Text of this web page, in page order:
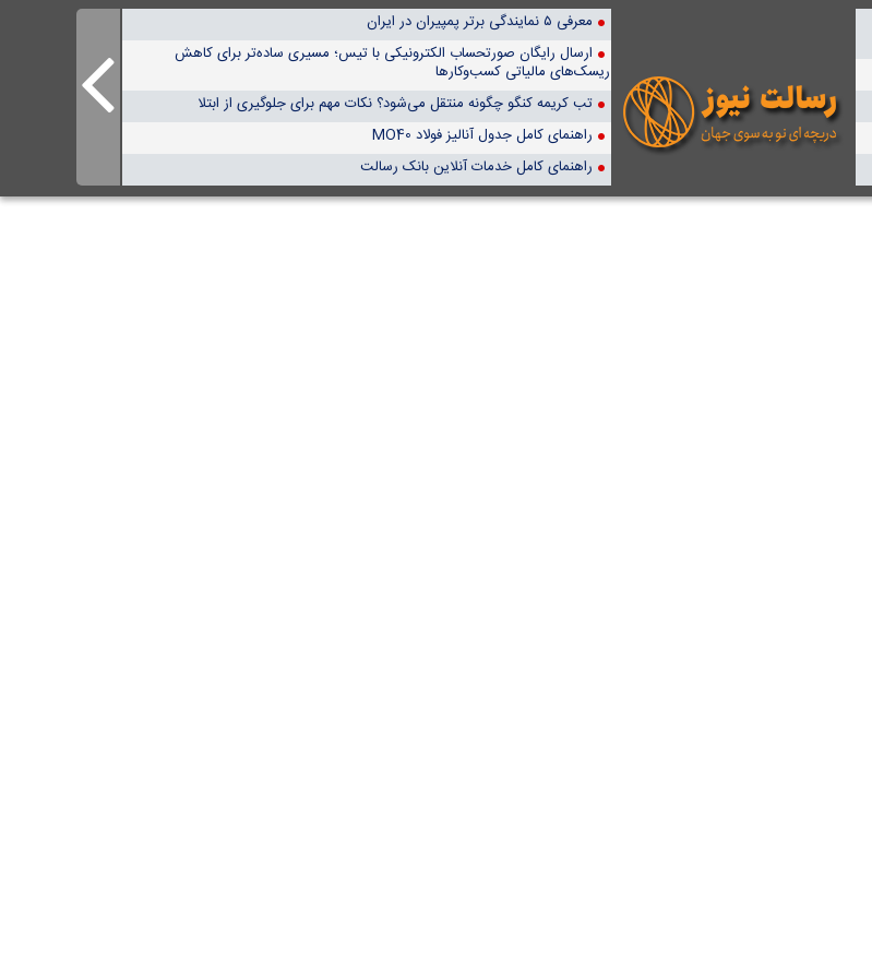
معرفی ۵ نمایندگی برتر پمپیران در ایران
ارسال رایگان صورتحساب الکترونیکی با تیس؛ مسیری ساده‌تر برای کاهش
ریسک‌های مالیاتی کسب‌وکارها
تب کریمه کنگو چگونه منتقل می‌شود؟ نکات مهم برای جلوگیری از ابتلا
راهنمای کامل جدول آنالیز فولاد MO40
راهنمای کامل خدمات آنلاین بانک رسالت